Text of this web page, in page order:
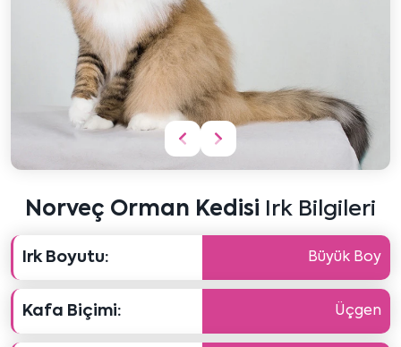
Önceki
içeriği
Sonraki
içeriği
Norveç Orman Kedisi Irk Bilgileri
Irk Boyutu: Büyük Boy
Kafa Biçimi: Üçgen